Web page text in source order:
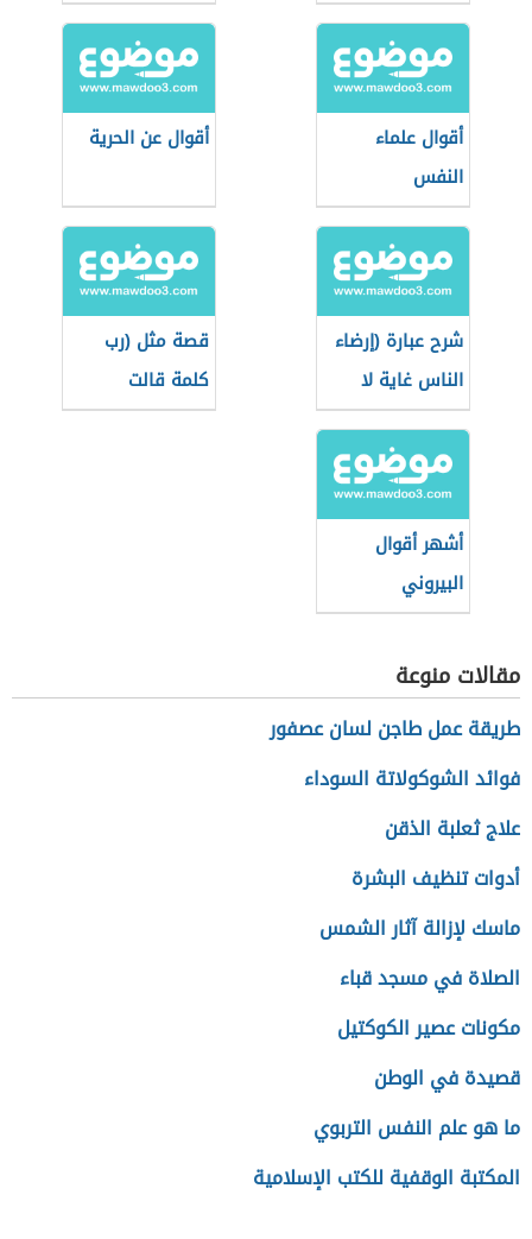
أقوال علماء
النفس
أقوال عن الحرية
شرح عبارة (إرضاء
الناس غاية لا
تدرك)
قصة مثل (رب
كلمة قالت
لصاحبها دعني)
أشهر أقوال
البيروني
مقالات منوعة
طريقة عمل طاجن لسان عصفور
فوائد الشوكولاتة السوداء
علاج ثعلبة الذقن
أدوات تنظيف البشرة
ماسك لإزالة آثار الشمس
الصلاة في مسجد قباء
مكونات عصير الكوكتيل
قصيدة في الوطن
ما هو علم النفس التربوي
المكتبة الوقفية للكتب الإسلامية